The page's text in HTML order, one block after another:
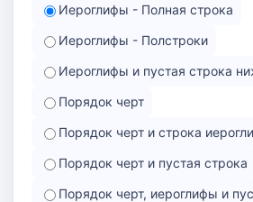
Иероглифы - Полная строка
Иероглифы - Полстроки
Иероглифы и пустая строка
Порядок черт
Порядок черт и строка
Порядок черт и пустая строка
Порядок черт, иероглифы и